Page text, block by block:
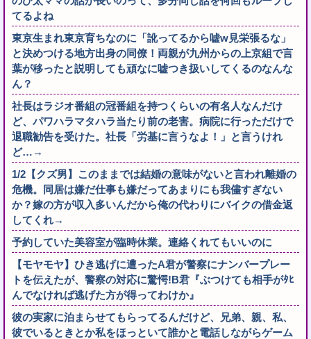
てるよね
東京生まれ東京育ちなのに「訛ってるから嘘w見栄張るな」
と決めつける地方出身の同僚！両親が九州からの上京組で言
葉が移ったと説明しても頑なに嘘つき扱いしてくるのなんな
ん？
社長はラジオ番組の冠番組を持つくらいの有名人なんだけ
ど、パワハラマタハラ当たり前の老害。病院に行っただけで
退職勧告を受けた。社長「労基に言うなよ！」と言うけれ
ど…→
1/2【クズ男】このままでは結婚の意味がないと言われ離婚の
危機。同居は嫌だ仕事も嫌だってあまりにも我儘すぎない
か？嫁の方が収入多いんだから俺の代わりにバイクの借金返
してくれ→
予約していた美容室が臨時休業。連絡くれてもいいのに
【モヤモヤ】ひき逃げに遭ったA君が警察にナンバープレー
トを伝えたが、警察の対応に驚愕!B君『ぶつけても相手がﾀﾋ
んでなければ逃げた方が得ってわけか』
彼の実家に泊まらせてもらってるんだけど、兄弟、親、私、
彼でいるときとか私をほっといて誰かと電話しながらゲーム